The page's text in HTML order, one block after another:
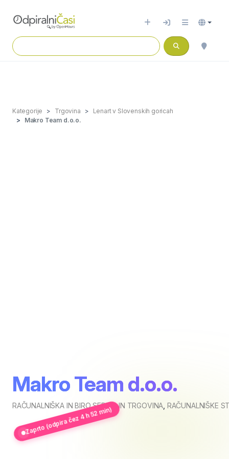
Kategorije Trgovina
Lenart v Slovenskih goricah
Makro Team d.o.o.
Makro Team d.o.o.
RAČUNALNIŠKA IN BIRO SERVIS IN TRGOVINA RAČUNALNIŠKE
Zaprto (odpira čez 4 h 52 min)